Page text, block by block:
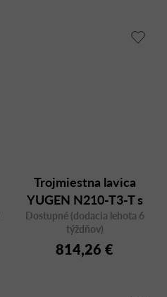
Trojmiestna lavica
YUGEN N210-T3-T s
odkladacím stolíkom
Dostupné (dodacia lehota 6
týždňov)
814,26 €